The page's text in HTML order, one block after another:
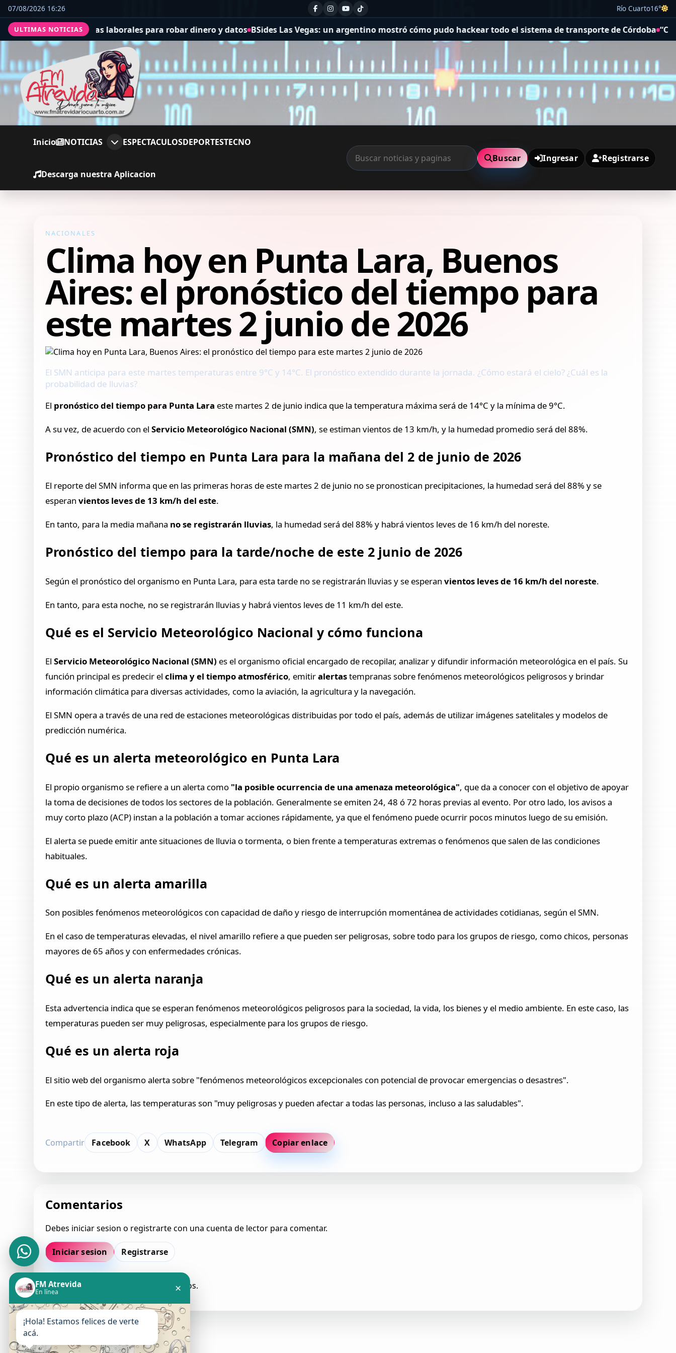
07/08/2026 16:26 Río Cuarto16°
ULTIMAS NOTICIAS
laborales para robar dinero y datos BSides Las Vegas: un argentino mostró cómo pudo hackear todo el sistema de transporte de Córdoba “Convierten el caos
Inicio NOTICIAS ESPECTACULOSDEPORTESTECNO
Descarga nuestra Aplicacion
Buscar Ingresar Registrarse
NACIONALES
Clima hoy en Punta Lara, Buenos
Aires: el pronóstico del tiempo para
este martes 2 junio de 2026
El SMN anticipa para este martes temperaturas entre 9°C y 14°C. El pronóstico extendido durante la jornada. ¿Cómo estará el cielo? ¿Cuál es la
probabilidad de lluvias?
El pronóstico del tiempo para Punta Lara este martes 2 de junio indica que la temperatura máxima será de 14°C y la mínima de 9°C.
A su vez, de acuerdo con elServicio Meteorológico Nacional (SMN), se estiman vientos de 13 km/h, y la humedad promedio será del 88%.
Pronóstico del tiempo en Punta Lara para la mañana del 2 de junio de 2026
El reporte del SMN informa que en las primeras horas de este martes 2 de junio no se pronostican precipitaciones, la humedad será del 88% y se
esperanvientos leves de 13 km/h del este.
En tanto, para la media mañana no se registrarán lluvias, la humedad será del 88% y habrá vientos leves de 16 km/h del noreste.
Pronóstico del tiempo para la tarde/noche de este 2 junio de 2026
Según el pronóstico del organismo en Punta Lara, para esta tarde no se registrarán lluvias y se esperanvientos leves de 16 km/h del noreste.
En tanto, para esta noche, no se registrarán lluvias y habrá vientos leves de 11 km/h del este.
Qué es el Servicio Meteorológico Nacional y cómo funciona
ElServicio Meteorológico Nacional (SMN) es el organismo oficial encargado de recopilar, analizar y difundir información meteorológica en el país. Su
función principal es predecir elclima y el tiempo atmosférico, emitiralertastempranas sobre fenómenos meteorológicos peligrosos y brindar
información climática para diversas actividades, como la aviación, la agricultura y la navegación.
El SMN opera a través de una red de estaciones meteorológicas distribuidas por todo el país, además de utilizar imágenes satelitales y modelos de
predicción numérica.
Qué es un alerta meteorológico en Punta Lara
El propio organismo se refiere a un alerta como "la posible ocurrencia de una amenaza meteorológica", que da a conocer con el objetivo de apoyar
la toma de decisiones de todos los sectores de la población. Generalmente se emiten 24, 48 ó 72 horas previas al evento. Por otro lado, los avisos a
muy corto plazo (ACP) instan a la población a tomar acciones rápidamente, ya que el fenómeno puede ocurrir pocos minutos luego de su emisión.
El alerta se puede emitir ante situaciones de lluvia o tormenta, o bien frente a temperaturas extremas o fenómenos que salen de las condiciones
habituales.
Qué es un alerta amarilla
Son posibles fenómenos meteorológicos con capacidad de daño y riesgo de interrupción momentánea de actividades cotidianas, según el SMN.
En el caso de temperaturas elevadas, el nivel amarillo refiere a que pueden ser peligrosas, sobre todo para los grupos de riesgo, como chicos, personas
mayores de 65 años y con enfermedades crónicas.
Qué es un alerta naranja
Esta advertencia indica que se esperan fenómenos meteorológicos peligrosos para la sociedad, la vida, los bienes y el medio ambiente. En este caso, las
temperaturas pueden ser muy peligrosas, especialmente para los grupos de riesgo.
Qué es un alerta roja
El sitio web del organismo alerta sobre "fenómenos meteorológicos excepcionales con potencial de provocar emergencias o desastres".
En este tipo de alerta, las temperaturas son "muy peligrosas y pueden afectar a todas las personas, incluso a las saludables".
Compartir Facebook X WhatsApp Telegram Copiar enlace
Comentarios
Debes iniciar sesion o registrarte con una cuenta de lector para comentar.
Iniciar sesion Registrarse
Todavia no hay comentarios aprobados.
FM Atrevida
En línea ×
¡Hola! Estamos felices de verte
acá.